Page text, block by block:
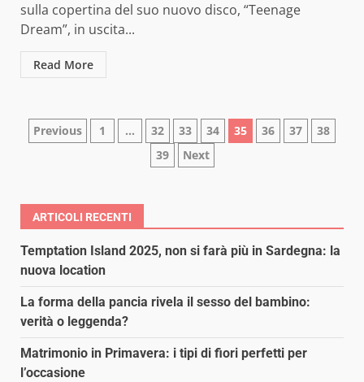
sulla copertina del suo nuovo disco, “Teenage
Dream”, in uscita...
Read More
Paginazione
articoli
Previous 1 … 32 33 34 35 36 37
38
39
Next
ARTICOLI RECENTI
Temptation Island 2025, non si farà più in Sardegna: la
nuova location
La forma della pancia rivela il sesso del bambino:
verità o leggenda?
Matrimonio in Primavera: i tipi di fiori perfetti per
l’occasione